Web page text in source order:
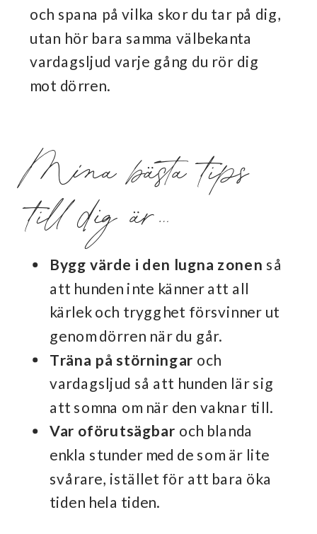
och spana på vilka skor du tar på dig,
utan hör bara samma välbekanta
vardagsljud varje gång du rör dig
mot dörren.
Mina bästa tips
till dig är…
Bygg värde i den lugna zonen så
att hunden inte känner att all
kärlek och trygghet försvinner ut
genom dörren när du går.
Träna på störningar och
vardagsljud så att hunden lär sig
att somna om när den vaknar till.
Var oförutsägbar och blanda
enkla stunder med de som är lite
svårare, istället för att bara öka
tiden hela tiden.